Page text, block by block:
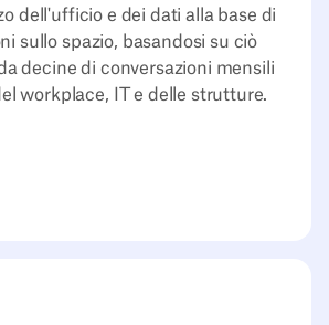
dell'ufficio e dei dati alla base di
sullo spazio, basandosi su ciò
decine di conversazioni mensili
workplace, IT e delle strutture.